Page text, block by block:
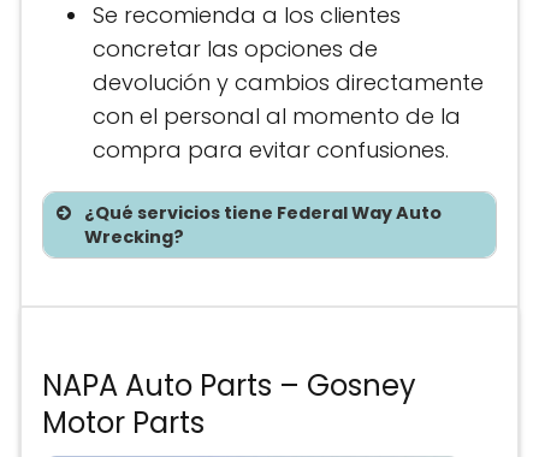
Se recomienda a los clientes
concretar las opciones de
devolución y cambios directamente
con el personal al momento de la
compra para evitar confusiones​.
¿Qué servicios tiene Federal Way Auto
Wrecking?
Precios de partes
NAPA Auto Parts – Gosney
Motor Parts